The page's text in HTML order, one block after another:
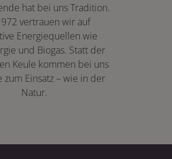
hat bei uns Tradition.
vertrauen wir auf
Energiequellen wie
und Biogas. Statt der
Keule kommen bei uns
zum Einsatz – wie in der
Natur.